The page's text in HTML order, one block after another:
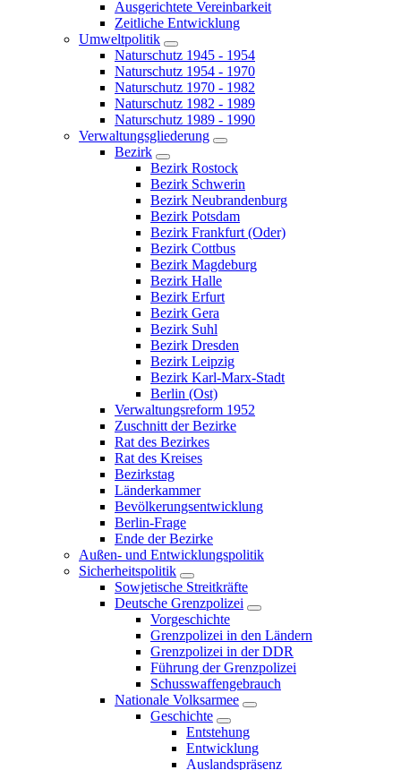
Ausgerichtete Vereinbarkeit
Zeitliche Entwicklung
Umweltpolitik
Naturschutz 1945 - 1954
Naturschutz 1954 - 1970
Naturschutz 1970 - 1982
Naturschutz 1982 - 1989
Naturschutz 1989 - 1990
Verwaltungsgliederung
Bezirk
Bezirk Rostock
Bezirk Schwerin
Bezirk Neubrandenburg
Bezirk Potsdam
Bezirk Frankfurt (Oder)
Bezirk Cottbus
Bezirk Magdeburg
Bezirk Halle
Bezirk Erfurt
Bezirk Gera
Bezirk Suhl
Bezirk Dresden
Bezirk Leipzig
Bezirk Karl-Marx-Stadt
Berlin (Ost)
Verwaltungsreform 1952
Zuschnitt der Bezirke
Rat des Bezirkes
Rat des Kreises
Bezirkstag
Länderkammer
Bevölkerungsentwicklung
Berlin-Frage
Ende der Bezirke
Außen- und Entwicklungspolitik
Sicherheitspolitik
Sowjetische Streitkräfte
Deutsche Grenzpolizei
Vorgeschichte
Grenzpolizei in den Ländern
Grenzpolizei in der DDR
Führung der Grenzpolizei
Schusswaffengebrauch
Nationale Volksarmee
Geschichte
Entstehung
Entwicklung
Auslandspräsenz